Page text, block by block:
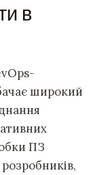
в
широкий
ПЗ